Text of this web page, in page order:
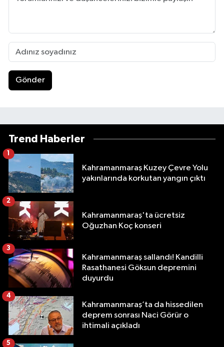
Gönder
Trend Haberler
Kahramanmaraş Kuzey Çevre Yolu
yakınlarında korkutan yangın çıktı
1
Kahramanmaraş'ta ücretsiz
Oğuzhan Koç konseri
2
Kahramanmaraş sallandı! Kandilli
Rasathanesi Göksun depremini
duyurdu
3
Kahramanmaraş’ta da hissedilen
deprem sonrası Naci Görür o
ihtimali açıkladı
4
5